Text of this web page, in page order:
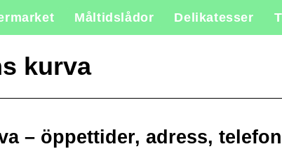
Måltidslådor Delikatesser
kurva
– öppettider, adress, telefon